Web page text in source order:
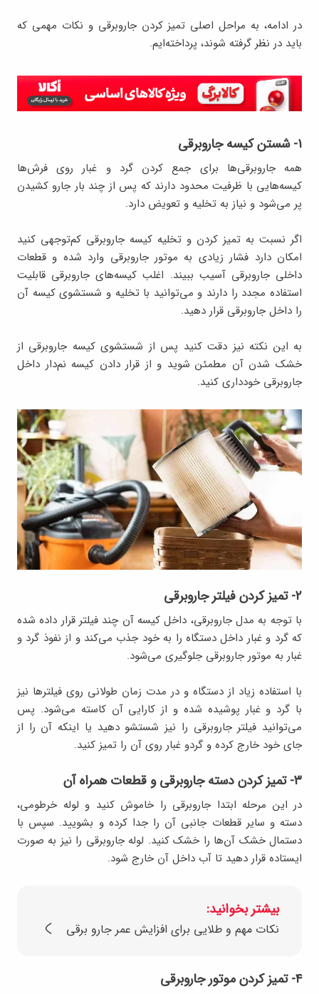
در ادامه، به مراحل اصلی تمیز کردن جاروبرقی و نکات مهمی که
باید در نظر گرفته شوند، پرداخته‌ایم.
۱- شستن کیسه جاروبرقی
همه جاروبرقی‌ها برای جمع کردن گرد و غبار روی فرش‌ها
کیسه‌هایی با ظرفیت محدود دارند که پس از چند بار جارو کشیدن
پر می‌شود و نیاز به تخلیه و تعویض دارد.
اگر نسبت به تمیز کردن و تخلیه کیسه جاروبرقی کم‌توجهی کنید
امکان دارد فشار زیادی به موتور جاروبرقی وارد شده و قطعات
داخلی جاروبرقی آسیب ببیند. اغلب کیسه‌های جاروبرقی قابلیت
استفاده مجدد را دارند و می‌توانید با تخلیه و شستشوی کیسه آن
را داخل جاروبرقی قرار دهید.
به این نکته نیز دقت کنید پس از شستشوی کیسه جاروبرقی از
خشک شدن آن مطمئن شوید و از قرار دادن کیسه نم‌دار داخل
جاروبرقی خودداری کنید.
۲- تمیز کردن فیلتر جاروبرقی
با توجه به مدل جاروبرقی، داخل کیسه آن چند فیلتر قرار داده شده
که گرد و غبار داخل دستگاه را به خود جذب می‌کند و از نفوذ گرد‌ و
غبار به موتور جاروبرقی جلوگیری می‌شود.
با استفاده زیاد از دستگاه و در مدت زمان طولانی روی فیلترها نیز
با گرد و غبار پوشیده شده و از کارایی آن کاسته می‌شود. پس
می‌توانید فیلتر جاروبرقی را نیز شستشو دهید یا اینکه آن را از
جای خود خارج کرده و گردو غبار روی آن را تمیز کنید.
۳- تمیز کردن دسته جاروبرقی و قطعات همراه آن
در این مرحله ابتدا جاروبرقی را خاموش کنید و لوله خرطومی،
دسته و سایر قطعات جانبی آن را جدا کرده و بشویید. سپس با
دستمال خشک آن‌ها را خشک کنید. لوله جاروبرقی را نیز به صورت
ایستاده قرار دهید تا آب داخل آن خارج شود.
بیشتر بخوانید:
نکات مهم و طلایی برای افزایش عمر جارو برقی
۴- تمیز کردن موتور جاروبرقی